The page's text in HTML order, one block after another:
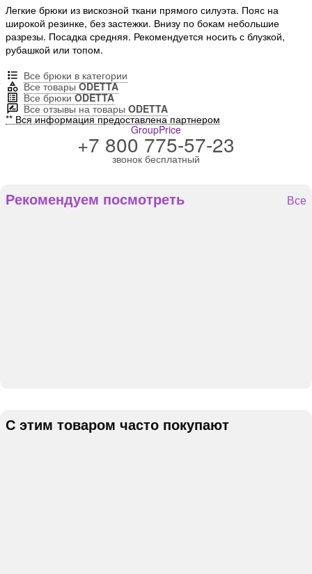
Легкие брюки из вискозной ткани прямого силуэта. Пояс на
широкой резинке, без застежки. Внизу по бокам небольшие
разрезы. Посадка средняя. Рекомендуется носить с блузкой,
рубашкой или топом.
Все брюки в категории
Все товарыODETTA
Все брюкиODETTA
Все отзывы на товары ODETTA
** Вся информация предоставлена партнером
GroupPrice
+7 800 775-57-23
звонок бесплатный
Рекомендуем посмотреть Все
С этим товаром часто покупают